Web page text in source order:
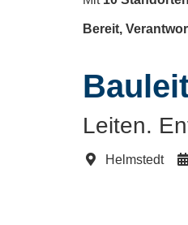
Leiten.
Helmstedt
Bereit,